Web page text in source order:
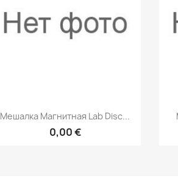
Быстрый просмотр
Мешалка Магнитная Lab Disc...
0,00 €